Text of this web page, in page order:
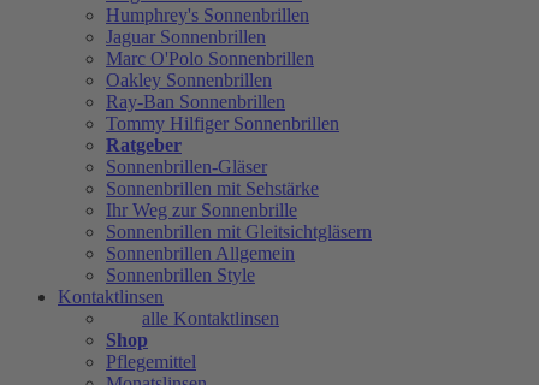
Humphrey's Sonnenbrillen
Jaguar Sonnenbrillen
Marc O'Polo Sonnenbrillen
Oakley Sonnenbrillen
Ray-Ban Sonnenbrillen
Tommy Hilfiger Sonnenbrillen
Ratgeber
Sonnenbrillen-Gläser
Sonnenbrillen mit Sehstärke
Ihr Weg zur Sonnenbrille
Sonnenbrillen mit Gleitsichtgläsern
Sonnenbrillen Allgemein
Sonnenbrillen Style
Kontaktlinsen
alle Kontaktlinsen
Shop
Pflegemittel